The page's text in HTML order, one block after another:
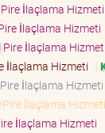
Pire İlaçlama Hizmeti
İlaçlama Hizmeti
Pire İlaçlama Hizmeti
İlaçlama Hizmeti |
Pire İlaçlama Hizmeti
Pire İlaçlama Hizmeti
İlaçlama Hizmeti